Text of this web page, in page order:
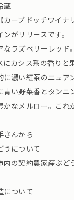
蔵
カーブドッチワイナ
ンがリリースです。
なラズベリーレッド。
にカシス系の香りと
に濃い紅茶のニュア
青い野菜香とタン
かなメルロー。これ
さんから
うについて
内の契約農家産ぶど
について